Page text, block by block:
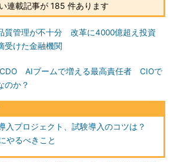
連載記事が 185 件あります
質管理が不十分 改革に4000億超え投資
受けた金融機関
AIブームで増える最高責任者 CIOで
のか？
入プロジェクト、試験導入のコツは？
やるべきこと